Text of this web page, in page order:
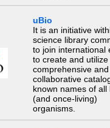
uBio
It is an initiative
science library
to join international
to create and utilize
comprehensive and
collaborative
known names of all
(and once-living)
organisms.